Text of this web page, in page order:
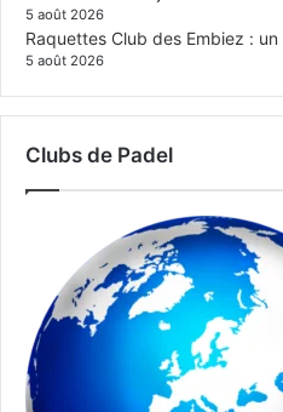
5 août 2026
Raquettes Club des Embiez :
5 août 2026
Clubs de Padel